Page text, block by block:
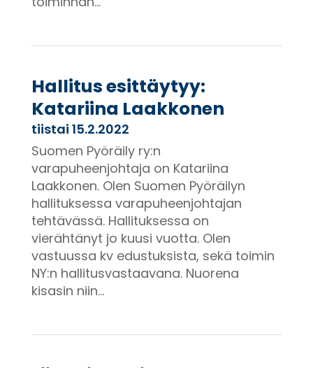
Hallitus esittäytyy:
Katariina Laakkonen
tiistai 15.2.2022
Suomen Pyöräily ry:n
varapuheenjohtaja on Katariina
Laakkonen. Olen Suomen Pyöräilyn
hallituksessa varapuheenjohtajan
tehtävässä. Hallituksessa on
vierähtänyt jo kuusi vuotta. Olen
vastuussa kv edustuksista, sekä toimin
NY:n hallitusvastaavana. Nuorena
kisasin niin...